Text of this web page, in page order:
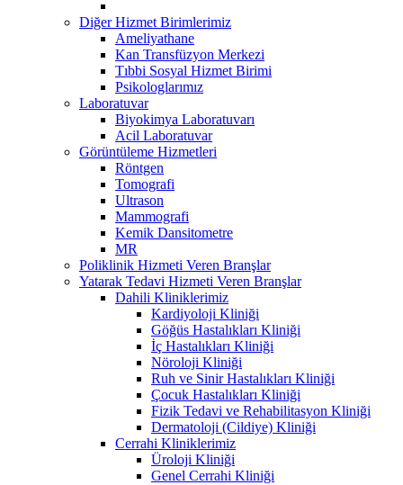
Diğer Hizmet Birimlerimiz
Ameliyathane
Kan Transfüzyon Merkezi
Tıbbi Sosyal Hizmet Birimi
Psikologlarımız
Laboratuvar
Biyokimya Laboratuvarı
Acil Laboratuvar
Görüntüleme Hizmetleri
Röntgen
Tomografi
Ultrason
Mammografi
Kemik Dansitometre
MR
Poliklinik Hizmeti Veren Branşlar
Yatarak Tedavi Hizmeti Veren Branşlar
Dahili Kliniklerimiz
Kardiyoloji Kliniği
Göğüs Hastalıkları Kliniği
İç Hastalıkları Kliniği
Nöroloji Kliniği
Ruh ve Sinir Hastalıkları Kliniği
Çocuk Hastalıkları Kliniği
Fizik Tedavi ve Rehabilitasyon Kliniği
Dermatoloji (Cildiye) Kliniği
Cerrahi Kliniklerimiz
Üroloji Kliniği
Genel Cerrahi Kliniği